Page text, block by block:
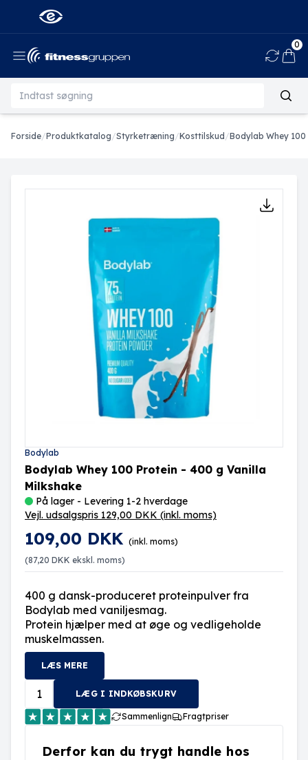
0
Forside/Produktkatalog/Styrketræning/Kosttilskud /Bodylab Whey
Bodylab
Bodylab Whey 100 Protein - 400 g Vanilla
Milkshake
På lager - Levering 1-2 hverdage
Vejl. udsalgspris 129,00 DKK (inkl. moms)
109,00 DKK (inkl. moms)
(87,20 DKK ekskl. moms)
400 g dansk-produceret proteinpulver fra
Bodylab med vaniljesmag.
Protein hjælper med at øge og vedligeholde
muskelmassen.
LÆS MERE
LÆG I INDKØBSKURV
Sammenlign Fragtpriser
Derfor kan du trygt handle hos